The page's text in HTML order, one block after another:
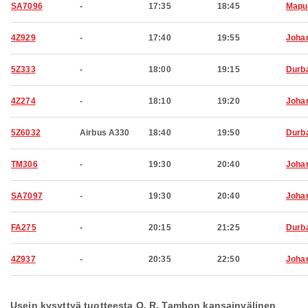
SA7096 - 17:35 18:45
4Z929 - 17:40 19:55
5Z333 - 18:00 19:15
4Z274 - 18:10 19:20
5Z6032 Airbus A330 18:40 19:50
TM306 - 19:30 20:40
SA7097 - 19:30 20:40
FA275 - 20:15 21:25
4Z937 - 20:35 22:50
Usein kysyttyä tuotteesta O. R. Tambon kansainvälinen